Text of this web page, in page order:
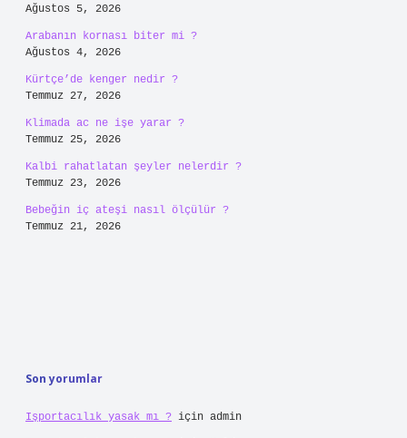
Ağustos 5, 2026
Arabanın kornası biter mi ?
Ağustos 4, 2026
Kürtçe’de kenger nedir ?
Temmuz 27, 2026
Klimada ac ne işe yarar ?
Temmuz 25, 2026
Kalbi rahatlatan şeyler nelerdir ?
Temmuz 23, 2026
Bebeğin iç ateşi nasıl ölçülür ?
Temmuz 21, 2026
Son yorumlar
Işportacılık yasak mı ? için admin